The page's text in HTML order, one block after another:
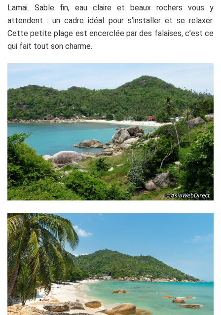
Lamai. Sable fin, eau claire et beaux rochers vous y
attendent : un cadre idéal pour s’installer et se relaxer.
Cette petite plage est encerclée par des falaises, c’est ce
qui fait tout son charme.